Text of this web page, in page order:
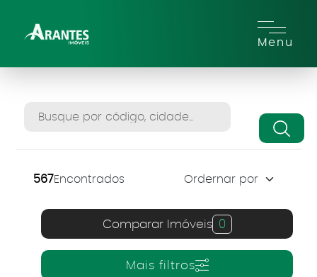
Menu
567Encontrados
Comparar Imóveis 0
Mais filtros